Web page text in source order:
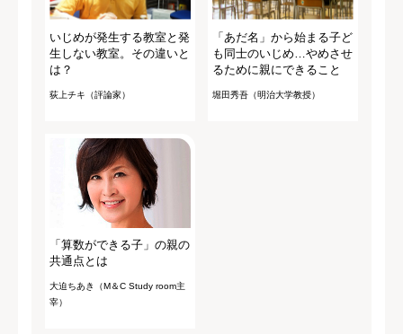
いじめが発生する教室と発
生しない教室。その違いと
は？
荻上チキ（評論家）
「あだ名」から始まる子ど
も同士のいじめ…やめさせ
るために親にできること
堀田秀吾（明治大学教授）
「算数ができる子」の親の
共通点とは
大迫ちあき（M＆C Study room主
宰）